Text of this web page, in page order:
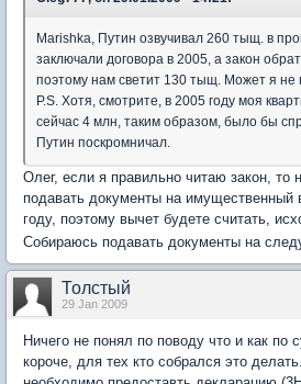
Marishka, Путин озвучивал 260 тыщ. в
заключали договора в 2005, а закон
поэтому нам светит 130 тыщ. Может я не
P.S. Хотя, смотрите, в 2005 году моя
сейчас 4 млн, таким образом, было бы
Путин поскромничал.
Олег, если я правильно читаю закон, то
подавать документы на имущественный
году, поэтому вычет будете считать,
Собираюсь подавать документы на
Толстый
29 Jan 2009
Ничего не понял по поводу что и как по
короче, для тех кто собрался это